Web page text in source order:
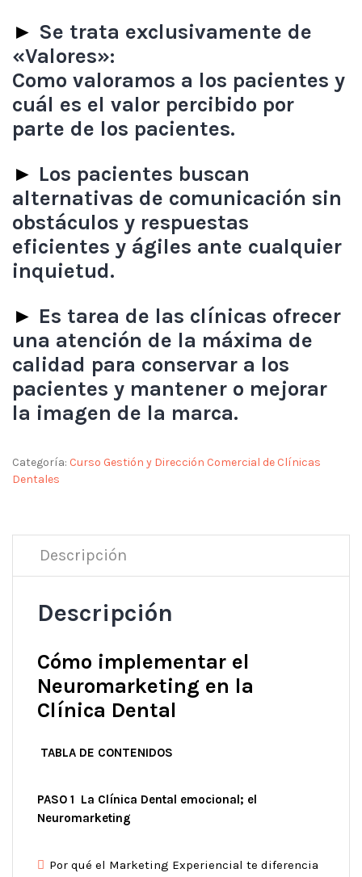
► Se trata exclusivamente de
«Valores»:
Como valoramos a los pacientes y
cuál es el valor percibido por
parte de los pacientes.
► Los pacientes buscan
alternativas de comunicación sin
obstáculos y respuestas
eficientes y ágiles ante cualquier
inquietud.
► Es tarea de las clínicas ofrecer
una atención de la máxima de
calidad para conservar a los
pacientes y mantener o mejorar
la imagen de la marca.
Categoría: Curso Gestión y Dirección Comercial de Clínicas
Dentales
Descripción
Descripción
Cómo implementar el
Neuromarketing en la
Clínica Dental
TABLA DE CONTENIDOS
PASO 1 La Clínica Dental emocional; el
Neuromarketing
Por qué el Marketing Experiencial te diferencia